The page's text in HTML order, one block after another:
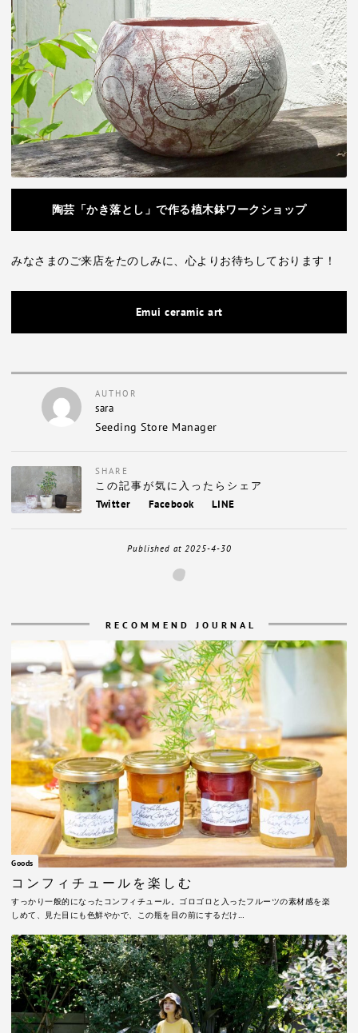
陶芸「かき落とし」で作る植木鉢ワークショップ
みなさまのご来店をたのしみに、心よりお待ちしております！
Emui ceramic art
AUTHOR
sara
Seeding Store Manager
SHARE
この記事が気に入ったらシェア
Twitter
Facebook LINE
Published at 2025-4-30
RECOMMEND JOURNAL
Goods
コンフィチュールを楽しむ
すっかり一般的になったコンフィチュール。ゴロゴロと入ったフルーツの素材感を楽
しめて、見た目にも色鮮やかで、この瓶を目の前にするだけ…